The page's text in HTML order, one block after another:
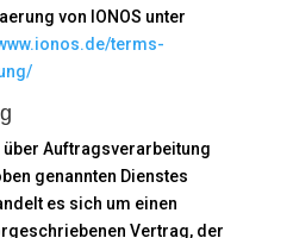
von IONOS unter
terms-
Auftragsverarbeitung
genannten Dienstes
es sich um einen
Vertrag, der